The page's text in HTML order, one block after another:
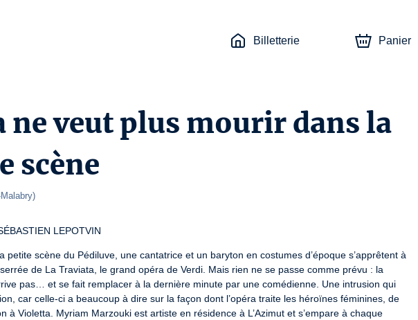
Billetterie Panier
ne veut plus mourir dans la
scène
)
LEPOTVIN
petite scène du Pédiluve, une cantatrice et un baryton en costumes d’époque s’apprêtent à
de La Traviata, le grand opéra de Verdi. Mais rien ne se passe comme prévu : la
pas… et se fait remplacer à la dernière minute par une comédienne. Une intrusion qui
car celle-ci a beaucoup à dire sur la façon dont l’opéra traite les héroïnes féminines, de
à Violetta. Myriam Marzouki est artiste en résidence à L’Azimut et s’empare à chaque